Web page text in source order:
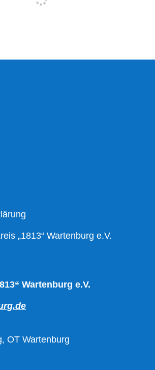
„1813“ Wartenburg e.V.
Wartenburg e.V.
OT Wartenburg